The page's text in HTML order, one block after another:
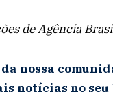
de Agência
nossa
notícias no seu